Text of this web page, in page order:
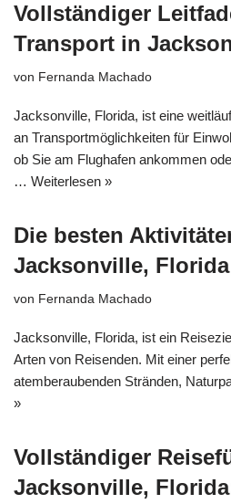
Vollständiger
Transport in
von Fernanda Machado
Jacksonville, Florida, ist eine
an Transportmöglichkeiten für
ob Sie am Flughafen ankommen
… Weiterlesen »
Die besten
Jacksonville, Florida
von Fernanda Machado
Jacksonville, Florida, ist ein
Arten von Reisenden. Mit einer
atemberaubenden Stränden,
»
Vollständiger
Jacksonville,